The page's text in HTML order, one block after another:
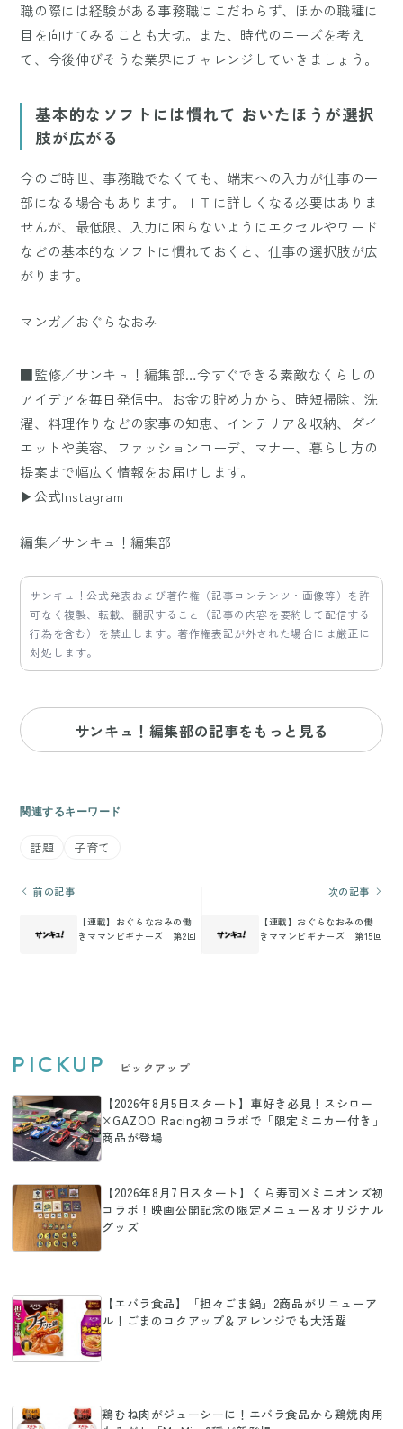
職の際には経験がある事務職にこだわらず、ほかの職種に
目を向けてみることも大切。また、時代のニーズを考え
て、今後伸びそうな業界にチャレンジしていきましょう。
基本的なソフトには慣れて おいたほうが選択
肢が広がる
今のご時世、事務職でなくても、端末への入力が仕事の一
部になる場合もあります。ＩＴに詳しくなる必要はありま
せんが、最低限、入力に困らないようにエクセルやワード
などの基本的なソフトに慣れておくと、仕事の選択肢が広
がります。
マンガ／おぐらなおみ
■監修／サンキュ！編集部…今すぐできる素敵なくらしの
アイデアを毎日発信中。お金の貯め方から、時短掃除、洗
濯、料理作りなどの家事の知恵、インテリア＆収納、ダイ
エットや美容、ファッションコーデ、マナー、暮らし方の
提案まで幅広く情報をお届けします。
▶公式Instagram
編集／サンキュ！編集部
サンキュ！公式発表および著作権（記事コンテンツ・画像等）を許
可なく複製、転載、翻訳すること（記事の内容を要約して配信する
行為を含む）を禁止します。著作権表記が外された場合には厳正に
対処します。
サンキュ！編集部の記事をもっと見る
関連するキーワード
話題 子育て
前の記事
【連載】おぐらなおみの働
きママンビギナーズ 第2回
次の記事
【連載】おぐらなおみの働
きママンビギナーズ 第15回
PICKUP ピックアップ
【2026年8月5日スタート】車好き必見！スシロー
×GAZOO Racing初コラボで「限定ミニカー付き」
商品が登場
【2026年8月7日スタート】くら寿司×ミニオンズ初
コラボ！映画公開記念の限定メニュー＆オリジナル
グッズ
【エバラ食品】「担々ごま鍋」2商品がリニューア
ル！ごまのコクアップ＆アレンジでも大活躍
鶏むね肉がジューシーに！エバラ食品から鶏焼肉用